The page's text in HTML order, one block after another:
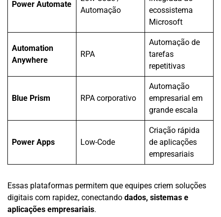
Power Automate
Automação
ecossistema
Microsoft
Automation
Anywhere
RPA
Automação de
tarefas
repetitivas
Blue Prism RPA corporativo
Automação
empresarial em
grande escala
Power Apps Low-Code
Criação rápida
de aplicações
empresariais
Essas plataformas permitem que equipes criem soluções
digitais com rapidez, conectando dados, sistemas e
aplicações empresariais.